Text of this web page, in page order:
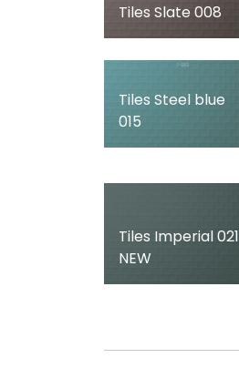
Tiles Slate 008
Tiles Steel blue
015
Tiles Imperial 021
NEW